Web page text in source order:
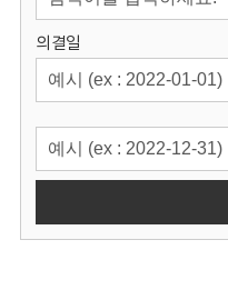
의결일